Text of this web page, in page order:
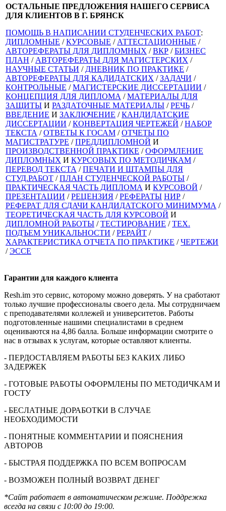
ОСТАЛЬНЫЕ ПРЕДЛОЖЕНИЯ НАШЕГО СЕРВИСА
ДЛЯ КЛИЕНТОВ В Г. БРЯНСК
ПОМОЩЬ В НАПИСАНИИ СТУДЕНЧЕСКИХ РАБОТ:
ДИПЛОМНЫЕ /КУРСОВЫЕ / АТТЕСТАЦИОННЫЕ /
АВТОРЕФЕРАТЫ ДЛЯ ДИПЛОМНЫХ /ВКР /БИЗНЕС
ПЛАН / АВТОРЕФЕРАТЫ ДЛЯ МАГИСТЕРСКИХ /
НАУЧНЫЕ СТАТЬИ / ДНЕВНИК ПО ПРАКТИКЕ /
АВТОРЕФЕРАТЫ ДЛЯ КАДИДАТСКИХ /ЗАДАЧИ /
КОНТРОЛЬНЫЕ /МАГИСТЕРСКИЕ ДИССЕРТАЦИИ /
КОНЦЕПЦИЯ ДЛЯ ДИПЛОМА /МАТЕРИАЛЫ ДЛЯ
ЗАЩИТЫ И РАЗДАТОЧНЫЕ МАТЕРИАЛЫ /РЕЧЬ /
ВВЕДЕНИЕ И ЗАКЛЮЧЕНИЕ /КАНДИДАТСКИЕ
ДИССЕРТАЦИИ /КОНВЕРТАЦИЯ ЧЕРТЕЖЕЙ /НАБОР
ТЕКСТА /ОТВЕТЫ К ГОСАМ /ОТЧЕТЫ ПО
МАГИСТРАТУРЕ /ПРЕДДИПЛОМНОЙ И
ПРОИЗВОДСТВЕННОЙ ПРАКТИКЕ /ОФОРМЛЕНИЕ
ДИПЛОМНЫХ И КУРСОВЫХ ПО МЕТОДИЧКАМ /
ПЕРЕВОД ТЕКСТА /ПЕЧАТИ И ШТАМПЫ ДЛЯ
СТУД.РАБОТ /ПЛАН СТУДЕНЧЕСКОЙ РАБОТЫ /
ПРАКТИЧЕСКАЯ ЧАСТЬ ДИПЛОМА И КУРСОВОЙ /
ПРЕЗЕНТАЦИИ /РЕЦЕНЗИЯ /РЕФЕРАТЫ НИР /
РЕФЕРАТ ДЛЯ СДАЧИ КАНДИДАТСКОГО МИНИМУМА /
ТЕОРЕТИЧЕСКАЯ ЧАСТЬ ДЛЯ КУРСОВОЙ И
ДИПЛОМНОЙ РАБОТЫ /ТЕСТИРОВАНИЕ /ТЕХ.
ПОДЪЕМ УНИКАЛЬНОСТИ /РЕРАЙТ /
ХАРАКТЕРИСТИКА ОТЧЕТА ПО ПРАКТИКЕ /ЧЕРТЕЖИ
/ЭССЕ
Гарантии для каждого клиента
Resh.im это сервис, которому можно доверять. У на сработают
только лучшие профессионалы своего дела. Мы сотрудничаем
с преподавателями коллежей и университетов. Работы
подготовленные нашими специалистами в среднем
оцениваются на 4,86 балла. Больше информации смотрите о
нас в отзывах к услугам, которые оставляют клиенты.
- ПЕРДОСТАВЛЯЕМ РАБОТЫ БЕЗ КАКИХ ЛИБО
ЗАДЕРЖЕК
- ГОТОВЫЕ РАБОТЫ ОФОРМЛЕНЫ ПО МЕТОДИЧКАМ И
ГОСТУ
- БЕСЛАТНЫЕ ДОРАБОТКИ В СЛУЧАЕ
НЕОБХОДИМОСТИ
- ПОНЯТНЫЕ КОММЕНТАРИИ И ПОЯСНЕНИЯ
АВТОРОВ
- БЫСТРАЯ ПОДДЕРЖКА ПО ВСЕМ ВОПРОСАМ
- ВОЗМОЖЕН ПОЛНЫЙ ВОЗВРАТ ДЕНЕГ
*Сайт работает в автоматическом режиме. Поддрежка
всегда на связи с 10:00 до 19:00.